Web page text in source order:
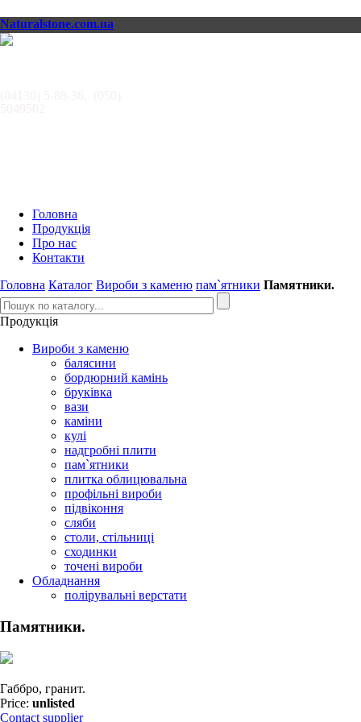
Naturalstone.com.ua
Головна
Продукція
Про нас
Контакти
Головна Каталог Вироби з каменю пам`ятники Памятники.
Продукція
Вироби з каменю
балясини
бордюрний камінь
бруківка
вази
каміни
кулі
надгробні плити
пам`ятники
плитка облицювальна
профільні вироби
підвіконня
сляби
столи, стільниці
сходинки
точені вироби
Обладнання
полірувальні верстати
Памятники.
Габбро, гранит.
Price: unlisted
Contact supplier